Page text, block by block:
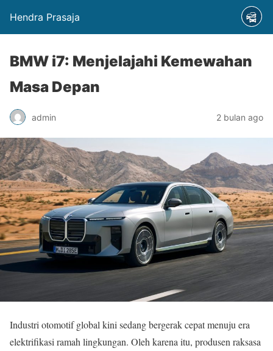
Hendra Prasaja
BMW i7: Menjelajahi Kemewahan
Masa Depan
admin 2 bulan ago
Industri otomotif global kini sedang bergerak cepat menuju era
elektrifikasi ramah lingkungan. Oleh karena itu, produsen raksasa